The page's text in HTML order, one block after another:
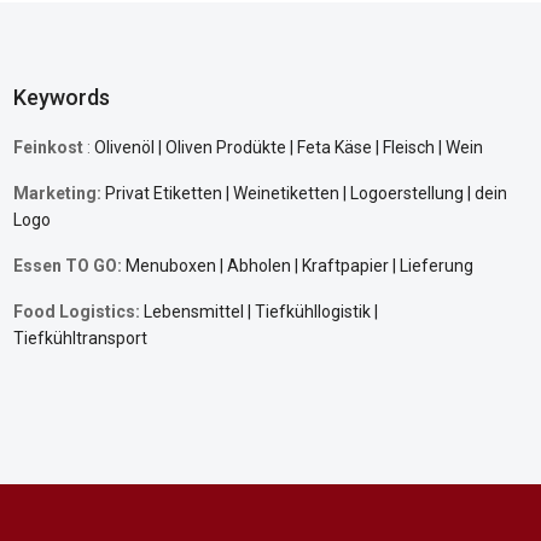
Keywords
Feinkost : Olivenöl | Oliven Prodükte | Feta Käse | Fleisch | Wein
Marketing: Privat Etiketten | Weinetiketten | Logoerstellung | dein
Logo
Essen TO GO: Menuboxen | Abholen | Kraftpapier | Lieferung
Food Logistics: Lebensmittel | Tiefkühllogistik
Tiefkühltransport